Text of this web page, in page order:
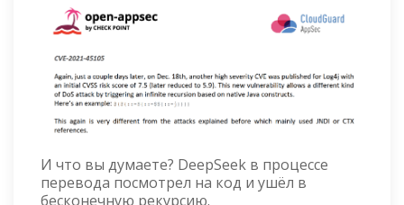
И что вы думаете? DeepSeek в процессе
перевода посмотрел на код и ушёл в
бесконечную рекурсию.